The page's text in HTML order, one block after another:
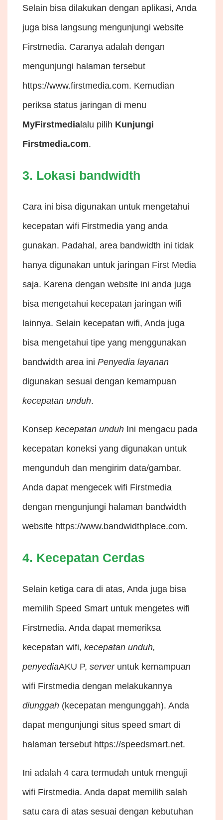
Selain bisa dilakukan dengan aplikasi, Anda
juga bisa langsung mengunjungi website
Firstmedia. Caranya adalah dengan
mengunjungi halaman tersebut
https://www.firstmedia.com. Kemudian
periksa status jaringan di menu
MyFirstmedia lalu pilih Kunjungi
Firstmedia.com.
3. Lokasi bandwidth
Cara ini bisa digunakan untuk mengetahui
kecepatan wifi Firstmedia yang anda
gunakan. Padahal, area bandwidth ini tidak
hanya digunakan untuk jaringan First Media
saja. Karena dengan website ini anda juga
bisa mengetahui kecepatan jaringan wifi
lainnya. Selain kecepatan wifi, Anda juga
bisa mengetahui tipe yang menggunakan
bandwidth area ini Penyedia layanan
digunakan sesuai dengan kemampuan
kecepatan unduh.
Konsep kecepatan unduh Ini mengacu pada
kecepatan koneksi yang digunakan untuk
mengunduh dan mengirim data/gambar.
Anda dapat mengecek wifi Firstmedia
dengan mengunjungi halaman bandwidth
website https://www.bandwidthplace.com.
4. Kecepatan Cerdas
Selain ketiga cara di atas, Anda juga bisa
memilih Speed ​​​​​​Smart untuk mengetes wifi
Firstmedia. Anda dapat memeriksa
kecepatan wifi, kecepatan unduh,
penyediaAKU P, serveruntuk kemampuan
wifi Firstmedia dengan melakukannya
diunggah (kecepatan mengunggah). Anda
dapat mengunjungi situs speed smart di
halaman tersebut https://speedsmart.net.
Ini adalah 4 cara termudah untuk menguji
wifi Firstmedia. Anda dapat memilih salah
satu cara di atas sesuai dengan kebutuhan